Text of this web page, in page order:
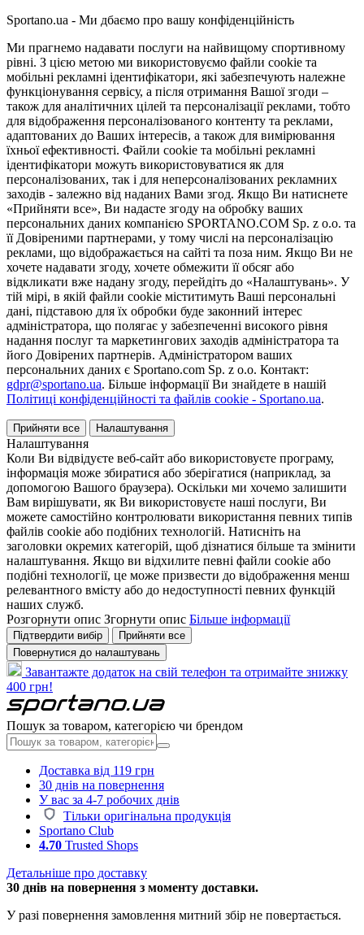
Sportano.ua - Ми дбаємо про вашу конфіденційність
Ми прагнемо надавати послуги на найвищому спортивному
рівні. З цією метою ми використовуємо файли cookie та
мобільні рекламні ідентифікатори, які забезпечують належне
функціонування сервісу, а після отримання Вашої згоди –
також для аналітичних цілей та персоналізації реклами, тобто
для відображення персоналізованого контенту та реклами,
адаптованих до Ваших інтересів, а також для вимірювання
їхньої ефективності. Файли cookie та мобільні рекламні
ідентифікатори можуть використовуватися як для
персоналізованих, так і для неперсоналізованих рекламних
заходів - залежно від наданих Вами згод. Якщо Ви натиснете
«Прийняти все», Ви надасте згоду на обробку ваших
персональних даних компанією SPORTANO.COM Sp. z o.o. та
її Довіреними партнерами, у тому числі на персоналізацію
реклами, що відображається на сайті та поза ним. Якщо Ви не
хочете надавати згоду, хочете обмежити її обсяг або
відкликати вже надану згоду, перейдіть до «Налаштувань». У
тій мірі, в якій файли cookie міститимуть Ваші персональні
дані, підставою для їх обробки буде законний інтерес
адміністратора, що полягає у забезпеченні високого рівня
надання послуг та маркетингових заходів адміністратора та
його Довірених партнерів. Адміністратором ваших
персональних даних є Sportano.com Sp. z o.o. Контакт:
gdpr@sportano.ua. Більше інформації Ви знайдете в нашій
Політиці конфіденційності та файлів cookie - Sportano.ua.
Прийняти все Налаштування
Налаштування
Коли Ви відвідуєте веб-сайт або використовуєте програму,
інформація може збиратися або зберігатися (наприклад, за
допомогою Вашого браузера). Оскільки ми хочемо залишити
Вам вирішувати, як Ви використовуєте наші послуги, Ви
можете самостійно контролювати використання певних типів
файлів cookie або подібних технологій. Натисніть на
заголовки окремих категорій, щоб дізнатися більше та змінити
налаштування. Якщо ви відхилите певні файли cookie або
подібні технології, це може призвести до відображення менш
релевантного вмісту або до недоступності певних функцій
наших служб.
Розгорнути опис Згорнути опис Більше інформації
Підтвердити вибір
Прийняти все
Повернутися до налаштувань
Завантажте додаток на свій телефон та отримайте знижку
400 грн!
Пошук за товаром, категорією чи брендом
Доставка від 119 грн
30 днів на повернення
У вас за 4-7 робочих днів
Тільки оригінальна продукція
Sportano Club
4.70 Trusted Shops
Детальніше про доставку
30 днів на повернення з моменту доставки.
У разі повернення замовлення митний збір не повертається.